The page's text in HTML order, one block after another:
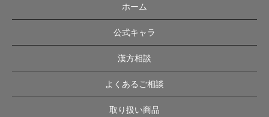
ホーム
公式キャラ
漢方相談
よくあるご相談
取り扱い商品